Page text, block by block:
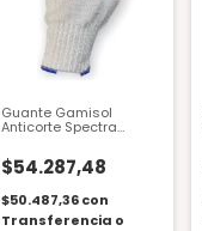
Guante Gamisol
Anticorte Spectra
Unidad 24 Cm.
$54.287,48
$50.487,36con
Transferencia o